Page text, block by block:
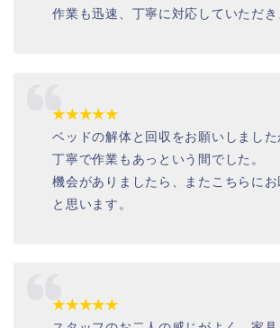
作業も迅速、丁寧に対応していただき
★★★★★
ベッドの解体と回収をお願いしました
丁寧で作業もあっという間でした。
機会がありましたら、またこちらに
と思います。
★★★★★